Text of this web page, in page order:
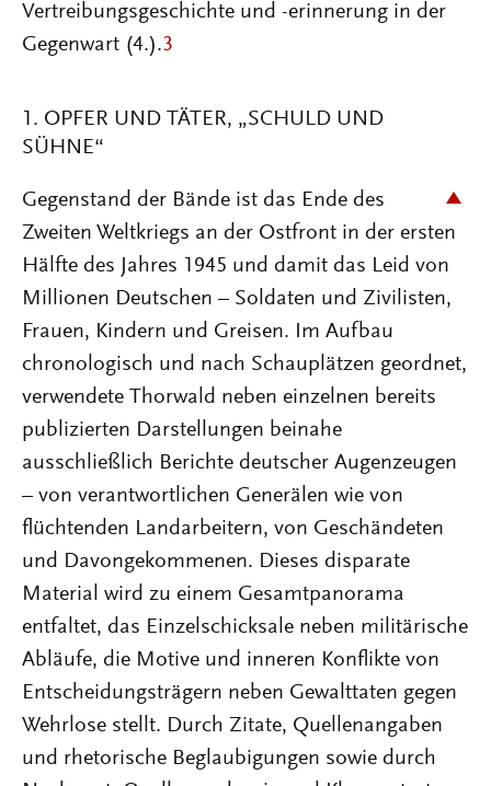
Vertreibungsgeschichte und -erinnerung in der
Gegenwart (4.).3
1. OPFER UND TÄTER, „SCHULD UND
SÜHNE“
Gegenstand der Bände ist das Ende des
Zweiten Weltkriegs an der Ostfront in der ersten
Hälfte des Jahres 1945 und damit das Leid von
Millionen Deutschen – Soldaten und Zivilisten,
Frauen, Kindern und Greisen. Im Aufbau
chronologisch und nach Schauplätzen geordnet,
verwendete Thorwald neben einzelnen bereits
publizierten Darstellungen beinahe
ausschließlich Berichte deutscher Augenzeugen
– von verantwortlichen Generälen wie von
flüchtenden Landarbeitern, von Geschändeten
und Davongekommenen. Dieses disparate
Material wird zu einem Gesamtpanorama
entfaltet, das Einzelschicksale neben militärische
Abläufe, die Motive und inneren Konflikte von
Entscheidungsträgern neben Gewalttaten gegen
Wehrlose stellt. Durch Zitate, Quellenangaben
und rhetorische Beglaubigungen sowie durch